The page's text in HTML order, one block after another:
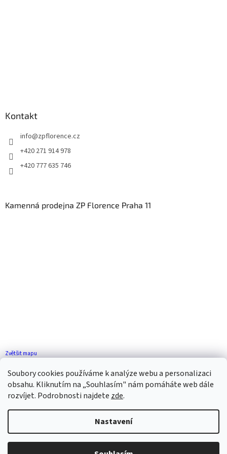
Soubory cookies používáme k analýze webu a personalizaci
obsahu. Kliknutím na „Souhlasím" nám pomáháte web dále
rozvíjet. Podrobnosti najdete zde.
Nastavení
Kontakt
info@zpflorence.cz
+420 271 914 978
+420 777 635 746
Kamenná prodejna ZP Florence Praha 11
Zvětšit mapu
Vytvořil Shoptet